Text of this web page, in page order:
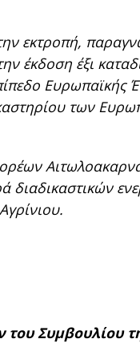
εκτροπή,
έκδοση έξι
Ευρωπαϊκής
των
διαδικαστικών
του Συμβουλίου